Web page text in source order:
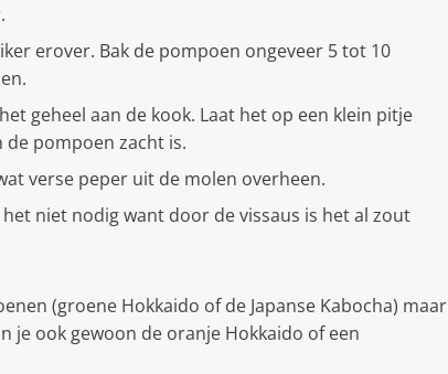
erover. Bak de pompoen ongeveer 5 tot 10
geheel aan de kook. Laat het op een klein pitje
pompoen zacht is.
verse peper uit de molen overheen.
niet nodig want door de vissaus is het al zout
(groene Hokkaido of de Japanse Kabocha) maar
je ook gewoon de oranje Hokkaido of een